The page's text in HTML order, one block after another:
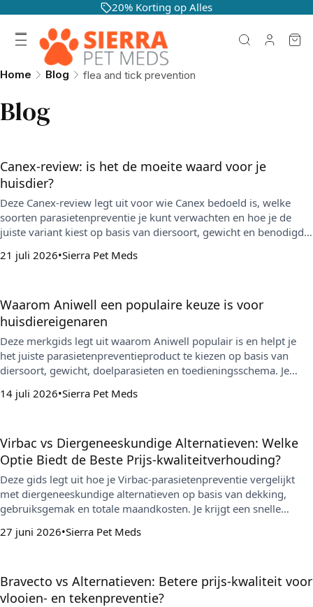
20% Korting op Alles
Home Blog flea and tick prevention
Blog
Canex-review: is het de moeite waard voor je
huisdier?
Deze Canex-review legt uit voor wie Canex bedoeld is, welke
soorten parasietenpreventie je kunt verwachten en hoe je de
juiste variant kiest op basis van diersoort, gewicht en benodigde
en je schema consequent vol te houden.
21 juli 2026 Sierra Pet Meds
Waarom Aniwell een populaire keuze is voor
huisdiereigenaren
Deze merkgids legt uit waarom Aniwell populair is en helpt je
het juiste parasietenpreventieproduct te kiezen op basis van
diersoort, gewicht, doelparasieten en toedieningsschema. Je
het voorkomen van overlap tussen preventiemiddelen.
14 juli 2026 Sierra Pet Meds
Virbac vs Diergeneeskundige Alternatieven: Welke
Optie Biedt de Beste Prijs-kwaliteitverhouding?
Deze gids legt uit hoe je Virbac-parasietenpreventie vergelijkt
met diergeneeskundige alternatieven op basis van dekking,
gebruiksgemak en totale maandkosten. Je krijgt een snelle
routine te kiezen die je consistent kunt volhouden in overleg met
27 juni 2026 Sierra Pet Meds
Bravecto vs Alternatieven: Betere prijs-kwaliteit voor
vlooien- en tekenpreventie?